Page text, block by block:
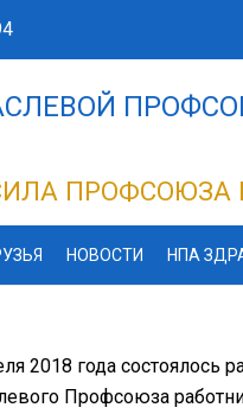
ПРОФСОЮЗА
НОВОСТИ НПА
2018 года состоялось
Профсоюза